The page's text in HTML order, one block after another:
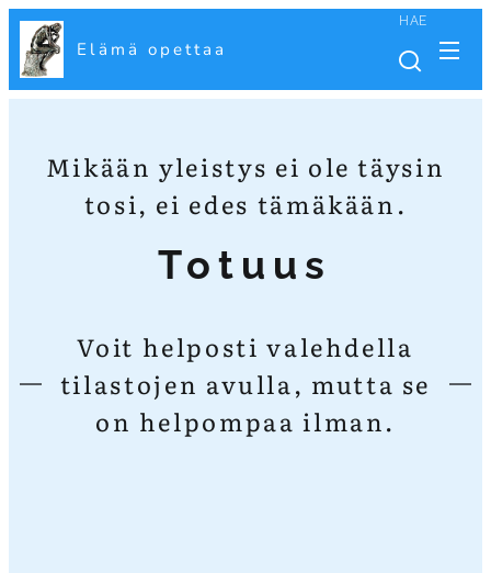
Elämä opettaa
HAE
Mikään yleistys ei ole täysin
tosi, ei edes tämäkään.
Totuus
Voit helposti valehdella
tilastojen avulla, mutta se
on helpompaa ilman.